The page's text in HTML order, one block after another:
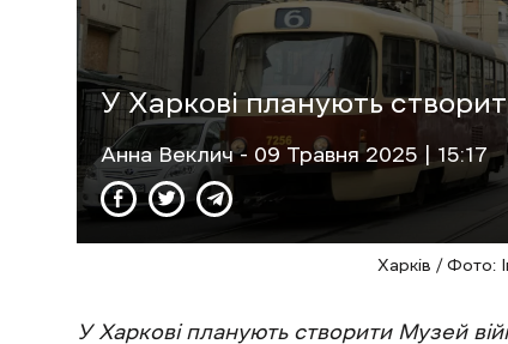
У Харкові планують
Анна Веклич- 09 Травня 2025 | 15:17
Харків / Фото:
У Харкові планують створити Музей